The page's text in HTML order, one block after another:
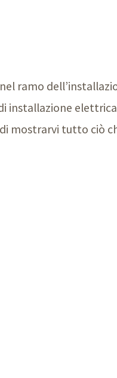
ramo
installazione
mostrarvi tutto ciò